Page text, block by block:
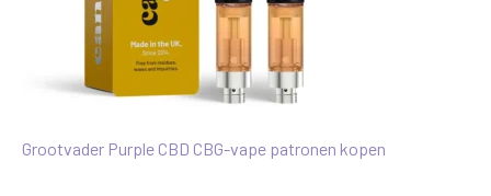
Grootvader Purple CBD CBG-vape patronen kopen